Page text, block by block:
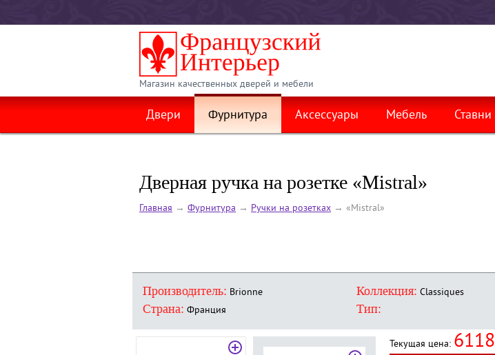
Магазин качественных дверей и мебели
Двери Фурнитура Аксессуары Мебель Ставни
Дверная ручка на розетке «Mistral»
Главная → Фурнитура → Ручки на розетках → «Mistral»
Производитель: Brionne Коллекция: Classiques
Страна: Франция Тип:
Текущая цена: 6118